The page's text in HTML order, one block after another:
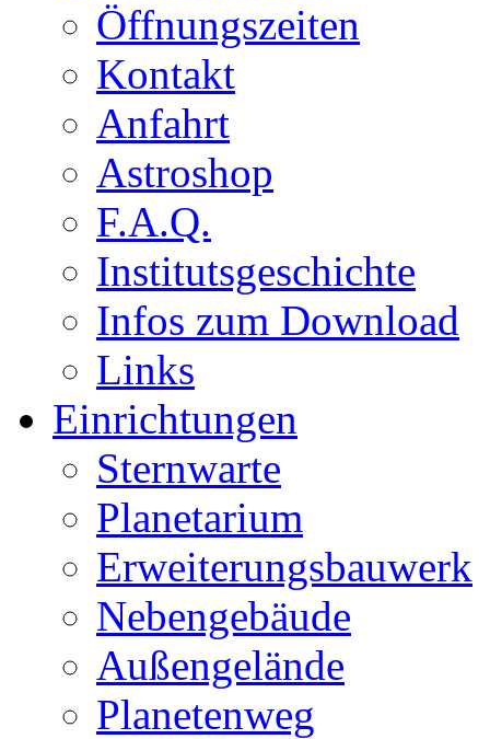
Öffnungszeiten
Kontakt
Anfahrt
Astroshop
F.A.Q.
Institutsgeschichte
Infos zum Download
Links
Einrichtungen
Sternwarte
Planetarium
Erweiterungsbauwerk
Nebengebäude
Außengelände
Planetenweg